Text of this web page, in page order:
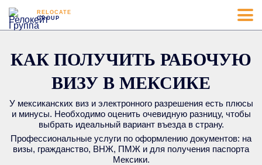
RELOCATE
GROUP
КАК ПОЛУЧИТЬ РАБОЧУЮ
ВИЗУ В МЕКСИКЕ
У мексиканских виз и электронного разрешения есть плюсы
и минусы. Необходимо оценить очевидную разницу, чтобы
выбрать идеальный вариант въезда в страну.
Профессиональные услуги по оформлению документов: на
визы, гражданство, ВНЖ, ПМЖ и для получения паспорта
Мексики.